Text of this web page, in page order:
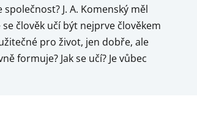
J. A. Komenský měl
člověk učí být nejprve člověkem
pro život, jen dobře, ale
formuje? Jak se učí? Je vůbec